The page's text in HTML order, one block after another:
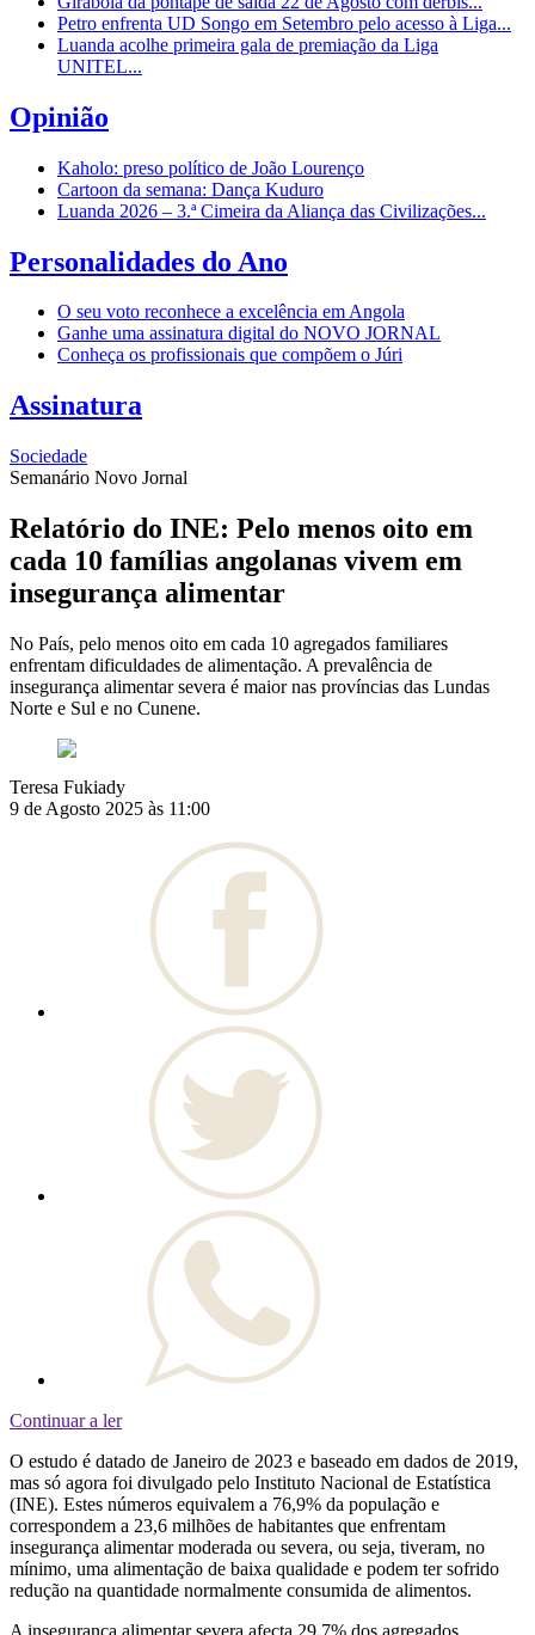
Petro enfrenta UD Songo em Setembro pelo acesso à Liga...
Luanda acolhe primeira gala de premiação da Liga
UNITEL...
Opinião
Kaholo: preso político de João Lourenço
Cartoon da semana: Dança Kuduro
Luanda 2026 – 3.ª Cimeira da Aliança das Civilizações...
Personalidades do Ano
O seu voto reconhece a excelência em Angola
Ganhe uma assinatura digital do NOVO JORNAL
Conheça os profissionais que compõem o Júri
Assinatura
Sociedade
Semanário Novo Jornal
Relatório do INE: Pelo menos oito em
cada 10 famílias angolanas vivem em
insegurança alimentar
No País, pelo menos oito em cada 10 agregados familiares
enfrentam dificuldades de alimentação. A prevalência de
insegurança alimentar severa é maior nas províncias das Lundas
Norte e Sul e no Cunene.
Teresa Fukiady
9 de Agosto 2025 às 11:00
Continuar a ler
O estudo é datado de Janeiro de 2023 e baseado em dados de 2019,
mas só agora foi divulgado pelo Instituto Nacional de Estatística
(INE). Estes números equivalem a 76,9% da população e
correspondem a 23,6 milhões de habitantes que enfrentam
insegurança alimentar moderada ou severa, ou seja, tiveram, no
mínimo, uma alimentação de baixa qualidade e podem ter sofrido
redução na quantidade normalmente consumida de alimentos.
A insegurança alimentar severa afecta 29,7% dos agregados